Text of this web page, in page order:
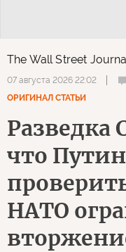
The Wall Street
07 августа 2026 22:02
ОРИГИНАЛ СТАТЬИ
что
НАТО